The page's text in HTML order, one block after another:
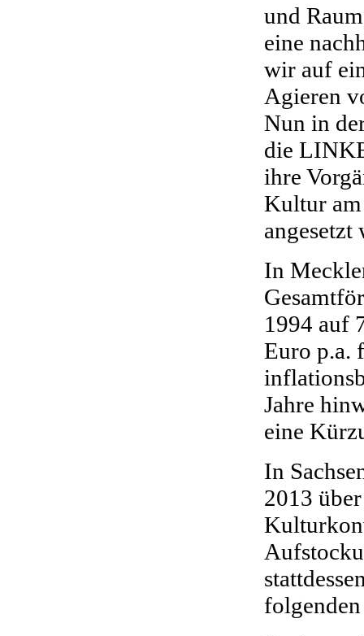
und
eine
wir auf
Agieren
Nun in
die
ihre
Kultur am
angesetzt
In
1994 auf
Euro p.a.
Jahre
eine
In
2013